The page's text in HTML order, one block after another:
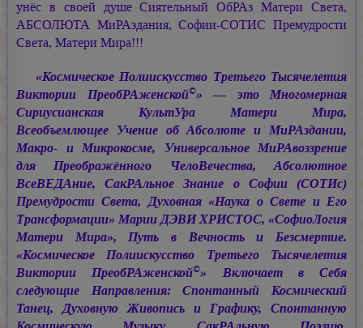
унёс в своей душе Сиятельный ОбРАз Матери Света,
АБСОЛЮТА МиРАздания,Софии-СОТИС Премудрости
Света, Матери Мира!!!
«Космическое Полиискусство Третьего Тысячелетия
Виктории ПреобРАженской©» — это Многомерная
Сириусианская КультУра Матери Мира,
Всеобъемлющее Учение об Абсолюте и МиРАздании,
Макро- и Микрокосме, Универсальное МиРАвоззрение
для Преображённого ЧелоВечества, Абсолютное
ВсеВЕДАние, СакРАльное Знание о Софии (СОТИс)
Премудрости Света, Духовная «Наука о Свете и Его
Трансформации» Марии ДЭВИ ХРИСТОС, «СофиоЛогия
Матери Мира», Путь в Вечность и Безсмертие.
«Космическое Полиискусство Третьего Тысячелетия
Виктории ПреобРАженской©» Включает в Себя
следующие Направления: Спонтанный Космический
Танец, Духовную Живопись и Графику, Спонтанную